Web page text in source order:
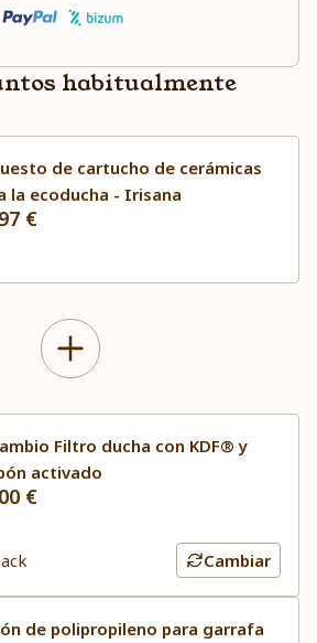
habitualmente
de cartucho de cerámicas
la ecoducha - Irisana
€
Filtro ducha con KDF® y
activado
€
Cambiar
de polipropileno para garrafa